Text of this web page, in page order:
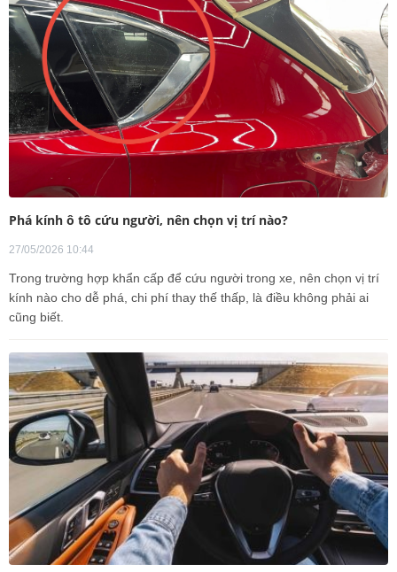
Phá kính ô tô cứu người, nên chọn vị trí nào?
27/05/2026 10:44
Trong trường hợp khẩn cấp để cứu người trong xe, nên chọn vị trí
kính nào cho dễ phá, chi phí thay thế thấp, là điều không phải ai
cũng biết.